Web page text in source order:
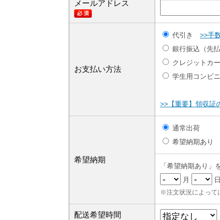
メールアドレス
お支払い方法
代引き >>手
銀行振込（先
クレジットカ
学生用コンビ
>>【重要】領収証
希望納期
通常出荷
希望納期あり
「希望納期あり
月
※注文状況によって
配送希望時間